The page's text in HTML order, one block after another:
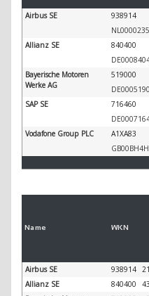
Airbus SE 938914
Allianz SE
840400
Bayerische Motoren
Werke AG
519000
SAP SE
716460
Vodafone Group PLC
A1XA83
Name WKN
Airbus SE 938914
Allianz SE
840400